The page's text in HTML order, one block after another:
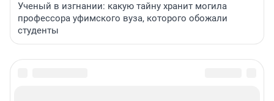
Ученый в изгнании: какую тайну хранит могила
профессора уфимского вуза, которого обожали
студенты